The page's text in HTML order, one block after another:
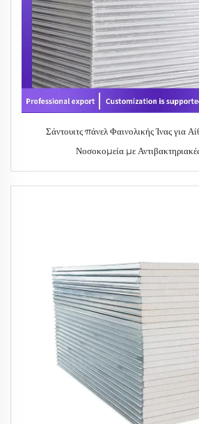
Σάντουιτς πάνελ Φαινολικής Ίνας για
Νοσοκομεία με Αντιβακτηριακές